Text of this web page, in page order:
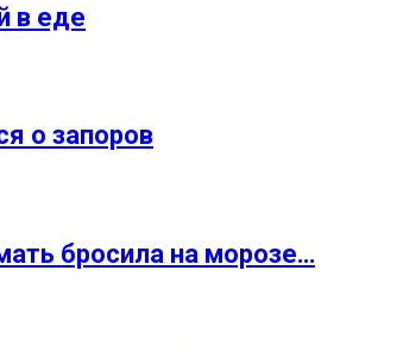
в еде
о запоров
бросила на морозе…